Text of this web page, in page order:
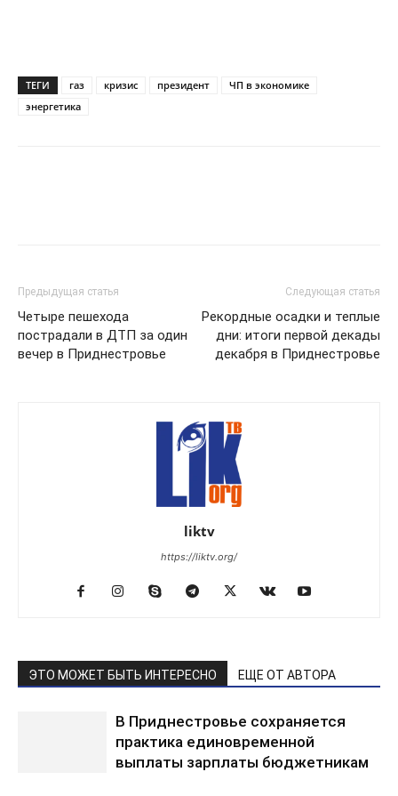
ТЕГИ газ кризис президент
ЧП в экономике
энергетика
Предыдущая статья
Четыре пешехода
пострадали в ДТП за один
вечер в Приднестровье
Следующая статья
Рекордные осадки и теплые
дни: итоги первой декады
декабря в Приднестровье
liktv
https://liktv.org/
ЭТО МОЖЕТ БЫТЬ ИНТЕРЕСНО ЕЩЕ ОТ АВТОРА
В Приднестровье сохраняется
практика единовременной
выплаты зарплаты бюджетникам